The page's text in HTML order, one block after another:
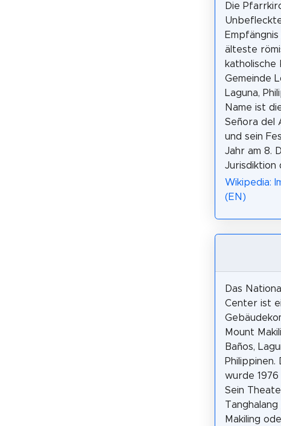
Die
älteste
katholische
Gemeinde
Laguna,
Name ist
Señora del
und sein
Jahr am 8.
Jurisdiktion
Wikipedia:
(EN)
Das
Center ist
Mount
Baños,
Philippinen.
wurde
Sein
Tanghalang
Makiling